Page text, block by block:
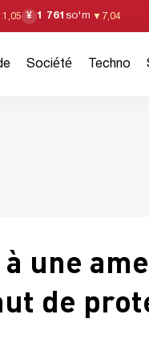
1,05 ¥ 1 761 so'm ▼ 7,04
Société Techno
à une
de